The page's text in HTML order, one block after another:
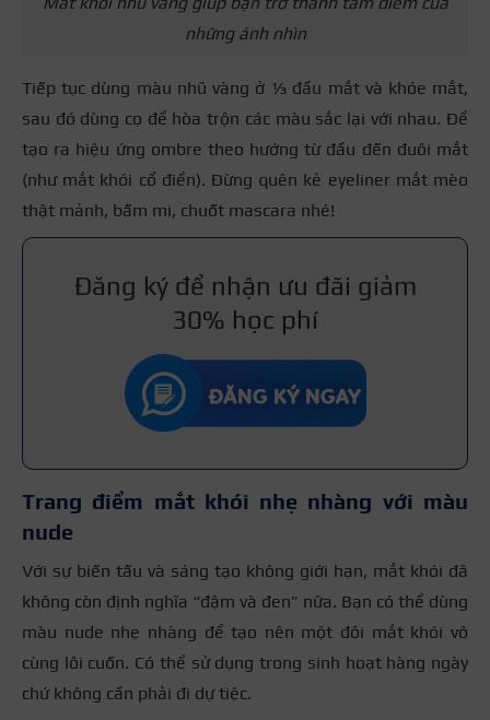
những ánh nhìn
Tiếp tục dùng màu nhũ vàng ở ⅓ đầu mắt và khóe mắt,
sau đó dùng cọ để hòa trộn các màu sắc lại với nhau. Để
tạo ra hiệu ứng ombre theo hướng từ đầu đến đuôi mắt
(như mắt khói cổ điển). Đừng quên kẻ eyeliner mắt mèo
thật mảnh, bấm mi, chuốt mascara nhé!
Đăng ký để nhận ưu đãi giảm
30% học phí
Trang điểm mắt khói nhẹ nhàng với màu
nude
Với sự biến tấu và sáng tạo không giới hạn, mắt khói đã
không còn định nghĩa “đậm và đen” nữa. Bạn có thể dùng
màu nude nhẹ nhàng để tạo nên một đôi mắt khói vô
cùng lôi cuốn. Có thể sử dụng trong sinh hoạt hàng ngày
chứ không cần phải đi dự tiệc.